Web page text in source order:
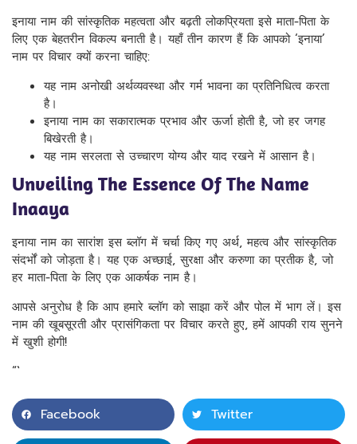
इनाया नाम की सांस्कृतिक महत्वता और बढ़ती लोकप्रियता इसे माता-पिता के
लिए एक बेहतरीन विकल्प बनाती है। यहाँ तीन कारण हैं कि आपको ‘इनाया’
नाम पर विचार क्यों करना चाहिए:
यह नाम अनोखी अर्थव्यवस्था और गर्म भावना का प्रतिनिधित्व करता
है।
इनाया नाम का सकारात्मक प्रभाव और ऊर्जा होती है, जो हर जगह
बिखेरती है।
यह नाम सरलता से उच्चारण योग्य और याद रखने में आसान है।
Unveiling The Essence Of The Name
Inaaya
इनाया नाम का सारांश इस ब्लॉग में चर्चा किए गए अर्थ, महत्व और सांस्कृतिक
संदर्भों को जोड़ता है। यह एक अच्छाई, सुरक्षा और करुणा का प्रतीक है, जो
हर माता-पिता के लिए एक आकर्षक नाम है।
आपसे अनुरोध है कि आप हमारे ब्लॉग को साझा करें और पोल में भाग लें। इस
नाम की खूबसूरती और प्रासंगिकता पर विचार करते हुए, हमें आपकी राय सुनने
में खुशी होगी!
“`
Facebook Twitter